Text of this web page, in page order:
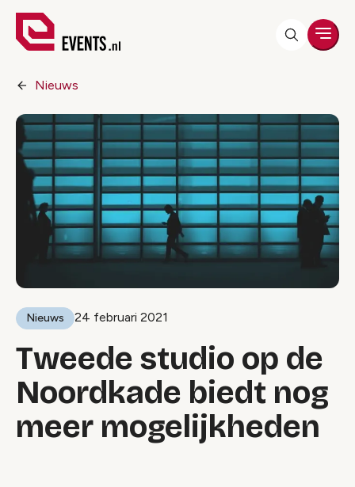
Nieuws
Nieuws 24 februari 2021
Tweede studio op de
Noordkade biedt nog
meer mogelijkheden